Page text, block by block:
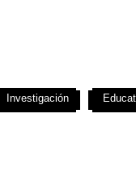
Investigación